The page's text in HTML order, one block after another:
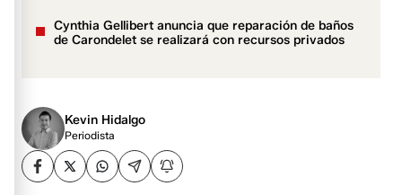
Cynthia Gellibert anuncia que reparación de baños
de Carondelet se realizará con recursos privados
Kevin Hidalgo
Periodista